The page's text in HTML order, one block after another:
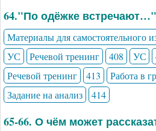
64."По одёжке встречают…"
Материалы для самостоятельного
УС
Речевой тренинг 408 УС
Речевой тренинг
413
Работа в
Задание на анализ
414
65-66. О чём может